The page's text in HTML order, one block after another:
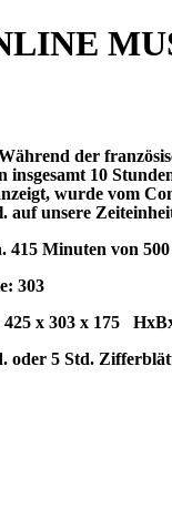
der
10
wurde vom
auf unsere
415 Minuten von
303
x 303 x 175
oder 5 Std.